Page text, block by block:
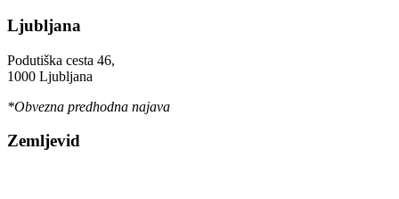
Ljubljana
Podutiška cesta 46,
1000 Ljubljana
*Obvezna predhodna najava
Zemljevid